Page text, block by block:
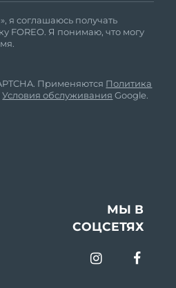
я соглашаюсь получать
FOREO. Я понимаю, что могу
Применяются Политика
Условия обслуживания Google.
МЫ В
СОЦСЕТЯХ